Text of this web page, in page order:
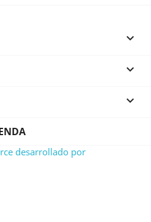



desarrollado por